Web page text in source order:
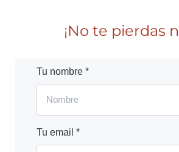
¡No te pierdas
Tu nombre *
Tu email *